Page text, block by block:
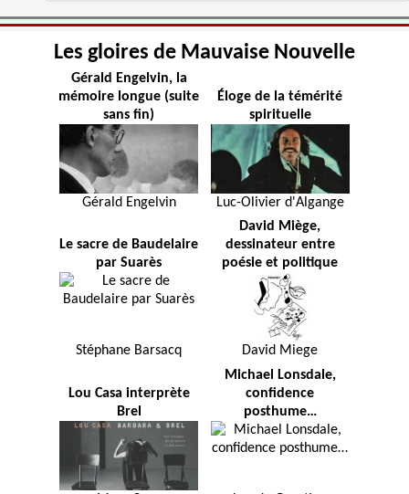
Les gloires de Mauvaise Nouvelle
Gérald Engelvin, la
mémoire longue (suite
sans fin)
Gérald Engelvin
Éloge de la témérité
spirituelle
Luc-Olivier d'Algange
Le sacre de Baudelaire
par Suarès
Stéphane Barsacq
David Miège,
dessinateur entre
poésie et politique
David Miege
Lou Casa interprète
Brel
Michael Lonsdale,
confidence
posthume…